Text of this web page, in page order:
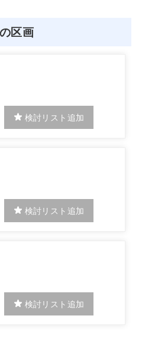
区画
検討リスト追加
検討リスト追加
検討リスト追加